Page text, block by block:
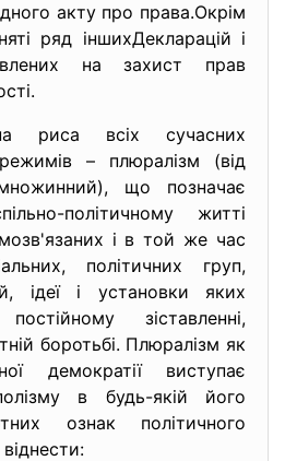
акту про права.Окрім
ряд іншихДекларацій і
на захист прав
риса всіх сучасних
– плюралізм (від
що позначає
політичному житті
і в той же час
політичних груп,
ідеї і установки яких
зіставленні,
боротьбі. Плюралізм як
демократії виступає
в будь-якій його
ознак політичного